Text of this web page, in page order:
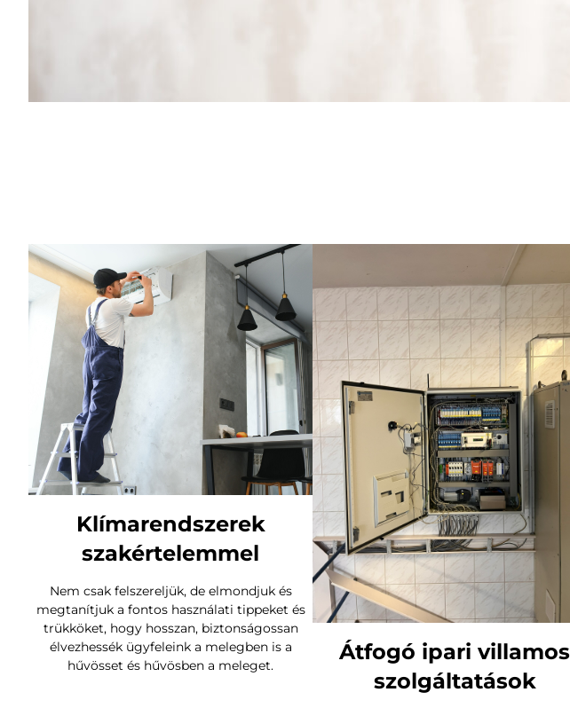
Klímarendszerek
szakértelemmel
Nem csak felszereljük, de elmondjuk és
megtanítjuk a fontos használati tippeket és
trükköket, hogy hosszan, biztonságossan
élvezhessék ügyfeleink a melegben is a
hűvösset és hűvösben a meleget.
Átfogó ipari villamos
szolgáltatások